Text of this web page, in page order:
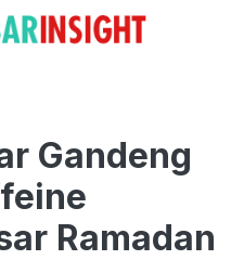
Gandeng
Ramadan